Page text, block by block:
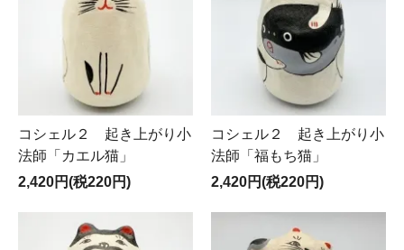
コシェル２ 起き上がり小
法師「カエル猫」
2,420円(税220円)
コシェル２ 起き上がり小
法師「福もち猫」
2,420円(税220円)